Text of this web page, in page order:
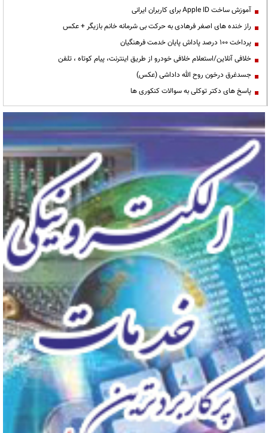
آموزش ساخت Apple ID برای کاربران ایرانی
راز خنده های اصغر فرهادی به حرکت بی شرمانه خانم بازیگر + عکس
پرداخت ۱۰۰ درصد پاداش پایان خدمت فرهنگیان
خلافی آنلاین/استعلام خلافی خودرو از طریق اینترنت، پیام کوتاه ، تلفن
جسدغرق درخون روح الله داداشی (عکس)
پاسخ های دکتر توکلی به سوالات کنکوری ها